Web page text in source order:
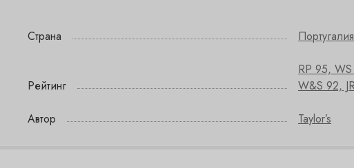
Страна Португалия
Рейтинг
RP 95,
W&S 92,
Автор Taylor’s